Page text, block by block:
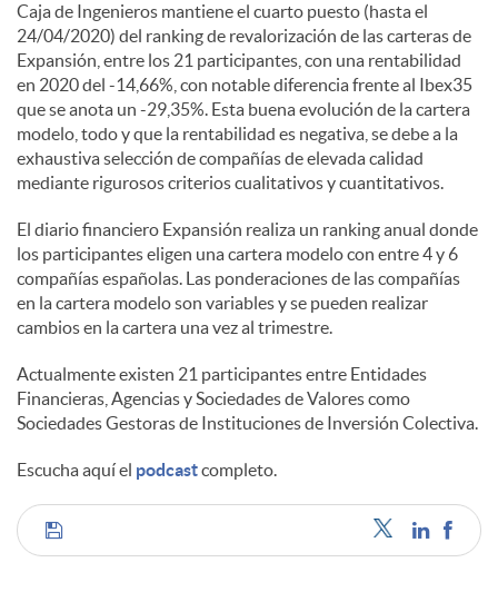
s
Caja de Ingenieros mantiene el cuarto puesto (hasta el
24/04/2020) del ranking de revalorización de las carteras de
Expansión, entre los 21 participantes, con una rentabilidad
en 2020 del -14,66%, con notable diferencia frente al Ibex35
que se anota un -29,35%. Esta buena evolución de la cartera
modelo, todo y que la rentabilidad es negativa, se debe a la
exhaustiva selección de compañías de elevada calidad
mediante rigurosos criterios cualitativos y cuantitativos.
El diario financiero Expansión realiza un ranking anual donde
los participantes eligen una cartera modelo con entre 4 y 6
compañías españolas. Las ponderaciones de las compañías
en la cartera modelo son variables y se pueden realizar
cambios en la cartera una vez al trimestre.
Actualmente existen 21 participantes entre Entidades
Financieras, Agencias y Sociedades de Valores como
Sociedades Gestoras de Instituciones de Inversión Colectiva.
Escucha aquí el podcastcompleto.
C